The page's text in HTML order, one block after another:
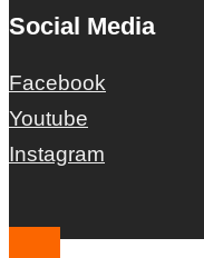
Social Media
Facebook
Youtube
Instagram